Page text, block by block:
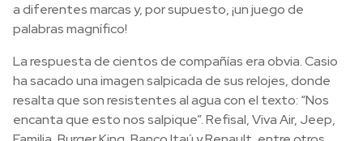
a diferentes marcas y, por supuesto, ¡un juego de
palabras magnífico!
La respuesta de cientos de compañías era obvia. Casio
ha sacado una imagen salpicada de sus relojes, donde
resalta que son resistentes al agua con el texto: “Nos
encanta que esto nos salpique”. Refisal, Viva Air, Jeep,